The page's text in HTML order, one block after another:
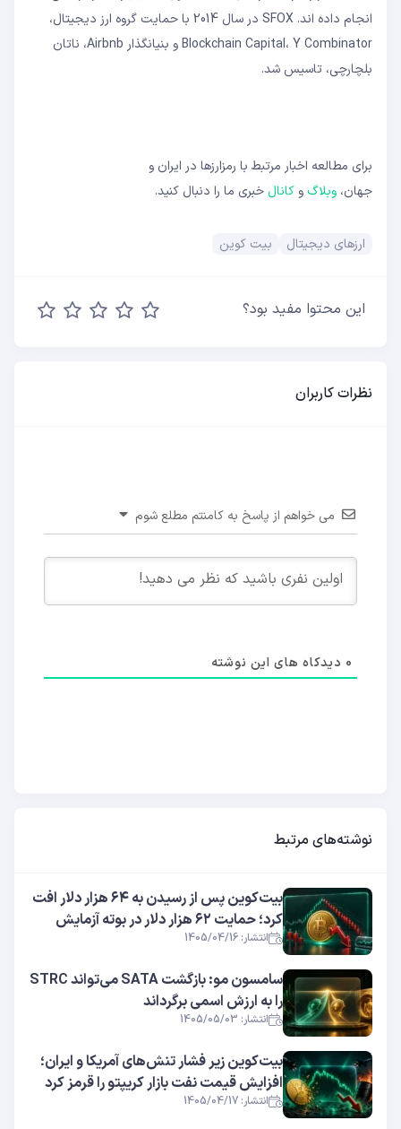
انجام داده اند. SFOX در سال 2014 با حمایت گروه ارز دیجیتال،
Blockchain Capital، Y Combinator و بنیانگذار Airbnb، ناتان
بلچارچی، تاسیس شد.
برای مطالعه اخبار مرتبط با رمزارزها در ایران و
جهان، وبلاگ و کانال خبری ما را دنبال کنید.
ارزهای دیجیتال بیت کوین
این محتوا مفید بود؟
نظرات کاربران
می خواهم از پاسخ به کامنتم مطلع شوم
0 دیدکاه های این نوشته
نوشته‌های مرتبط
بیت‌کوین پس از رسیدن به ۶۴ هزار دلار افت
کرد؛ حمایت ۶۲ هزار دلار در بوته آزمایش
انتشار: 1405/04/16
سامسون مو: بازگشت SATA می‌تواند STRC
را به ارزش اسمی برگرداند
انتشار: 1405/05/03
بیت‌کوین زیر فشار تنش‌های آمریکا و ایران؛
افزایش قیمت نفت بازار کریپتو را قرمز کرد
انتشار: 1405/04/17